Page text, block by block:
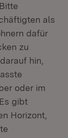
als
dafür
zu
hin,
oder im
gibt
Horizont,